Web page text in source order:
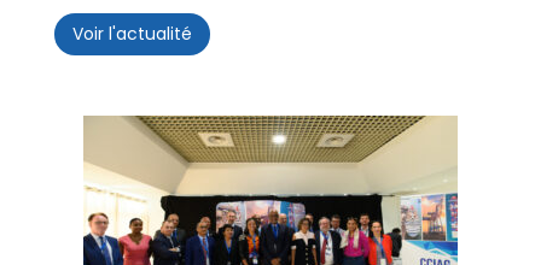
Voir l'actualité Parution des tarifs 2025 du GPM-Guyane